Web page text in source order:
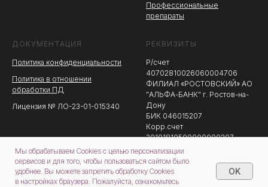
Профессиональные
препараты
ДОКУМЕНТАЦИЯ
Политика конфиденциальности
Политика в отношении
обработки ПД
Лицензия № ЛО-23-01-015340
РЕКВИЗИТЫ
Р/счет
40702810026060004706
ФИЛИАЛ «РОСТОВСКИЙ» АО
"АЛЬФА-БАНК" г. Ростов-на-
Дону
БИК 046015207
Корр.счет
30101810500000000207
Мы обрабатываем Cookies с целью персонализации
сервисов и для того, чтобы пользоваться сайтом было
удобнее. Вы можете запретить обработку Cookies
в настройках браузера. Пожалуйста, ознакомьтесь
OK